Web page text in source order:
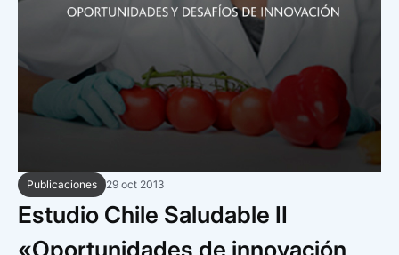
Trabaja con nosotros
Ver todo
Español
Ver todas
Español English
Ver todas
Español English
progresivos de gestión
Ver todos
Español
Español|English
Español|English
Publicaciones 29 oct 2013
Estudio Chile Saludable II
«Oportunidades de innovación